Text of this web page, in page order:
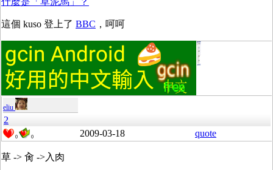
這個 kuso 登上了 BBC ，呵呵
eliu
2
0 0 2009-03-18 quote
草 -> 肏 ->入肉